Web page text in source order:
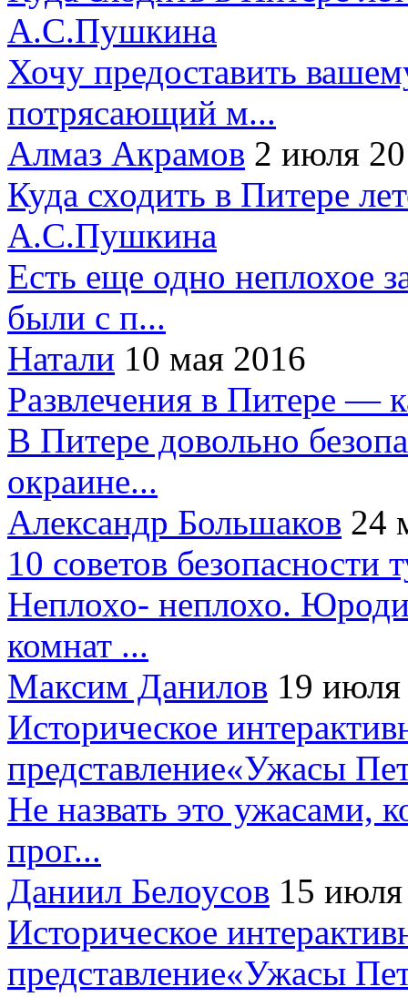
А.С.Пушкина
Хочу предоставить
потрясающий м...
Алмаз Акрамов 2 июля
Куда сходить в Питере
А.С.Пушкина
Есть еще одно неплохое
были с п...
Натали 10 мая 2016
Развлечения в Питере —
В Питере довольно
окраине...
Александр Большаков 24
10 советов безопасности
Неплохо- неплохо.
комнат ...
Максим Данилов 19
Историческое
представление«Ужасы
Не назвать это ужасами,
прог...
Даниил Белоусов 15
Историческое
представление«Ужасы